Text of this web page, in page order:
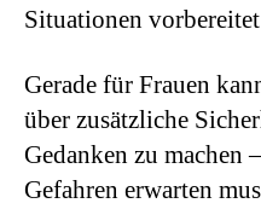
Situationen
Gerade für Frauen
über zusätzliche
Gedanken zu machen
Gefahren erwarten